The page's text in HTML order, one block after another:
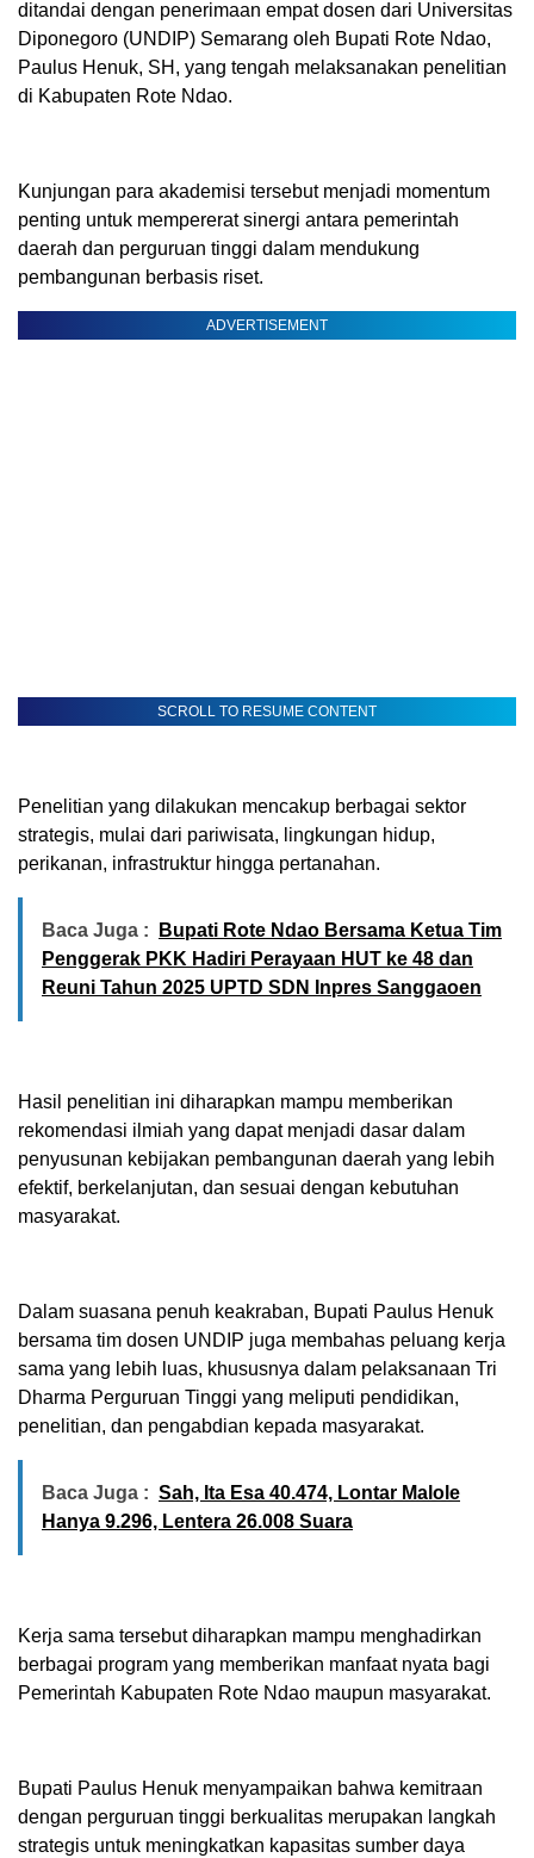
ditandai dengan penerimaan empat dosen dari Universitas
Diponegoro (UNDIP) Semarang oleh Bupati Rote Ndao,
Paulus Henuk, SH, yang tengah melaksanakan penelitian
di Kabupaten Rote Ndao.
Kunjungan para akademisi tersebut menjadi momentum
penting untuk mempererat sinergi antara pemerintah
daerah dan perguruan tinggi dalam mendukung
pembangunan berbasis riset.
ADVERTISEMENT
SCROLL TO RESUME CONTENT
Penelitian yang dilakukan mencakup berbagai sektor
strategis, mulai dari pariwisata, lingkungan hidup,
perikanan, infrastruktur hingga pertanahan.
Baca Juga :
Bupati Rote Ndao Bersama Ketua Tim
Penggerak PKK Hadiri Perayaan HUT ke 48 dan
Reuni Tahun 2025 UPTD SDN Inpres Sanggaoen
Hasil penelitian ini diharapkan mampu memberikan
rekomendasi ilmiah yang dapat menjadi dasar dalam
penyusunan kebijakan pembangunan daerah yang lebih
efektif, berkelanjutan, dan sesuai dengan kebutuhan
masyarakat.
Dalam suasana penuh keakraban, Bupati Paulus Henuk
bersama tim dosen UNDIP juga membahas peluang kerja
sama yang lebih luas, khususnya dalam pelaksanaan Tri
Dharma Perguruan Tinggi yang meliputi pendidikan,
penelitian, dan pengabdian kepada masyarakat.
Baca Juga : Sah, Ita Esa 40.474, Lontar Malole
Hanya 9.296, Lentera 26.008 Suara
Kerja sama tersebut diharapkan mampu menghadirkan
berbagai program yang memberikan manfaat nyata bagi
Pemerintah Kabupaten Rote Ndao maupun masyarakat.
Bupati Paulus Henuk menyampaikan bahwa kemitraan
dengan perguruan tinggi berkualitas merupakan langkah
strategis untuk meningkatkan kapasitas sumber daya